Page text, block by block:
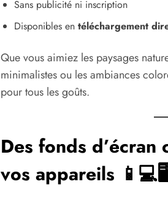
Sans publicité ni inscription
Disponibles en téléchargement
Que vous aimiez les paysages
minimalistes ou les ambiances
pour tous les goûts.
Des fonds
vos appareils